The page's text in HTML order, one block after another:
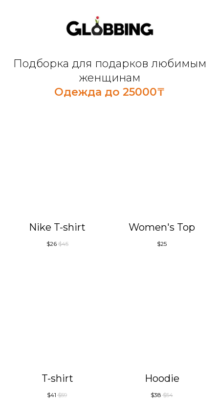
Подборка для подарков любимым
женщинам
Одежда до 25000₸
Nike T-shirt
$26 $45
Women's Top
$25
T-shirt
$41 $59
Hoodie
$38 $54